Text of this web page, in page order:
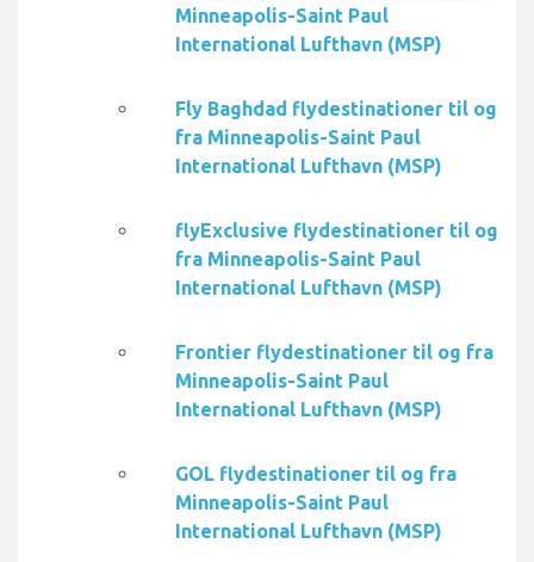
Minneapolis-Saint Paul
International Lufthavn (MSP)
Fly Baghdad flydestinationer til og
fra Minneapolis-Saint Paul
International Lufthavn (MSP)
flyExclusive flydestinationer til og
fra Minneapolis-Saint Paul
International Lufthavn (MSP)
Frontier flydestinationer til og fra
Minneapolis-Saint Paul
International Lufthavn (MSP)
GOL flydestinationer til og fra
Minneapolis-Saint Paul
International Lufthavn (MSP)